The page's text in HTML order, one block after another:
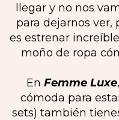
llegar y no nos
para dejarnos ver,
es estrenar
moño de ropa
En Femme Luxe
cómoda para
sets) también